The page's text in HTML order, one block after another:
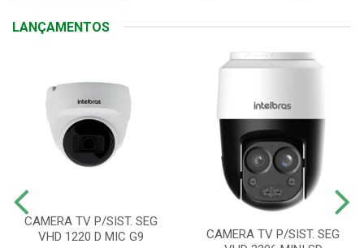
LANÇAMENTOS
CAMERA TV P/SIST. SEG
VHD 1220 D MIC G9
CAMERA TV P/SIST. SEG